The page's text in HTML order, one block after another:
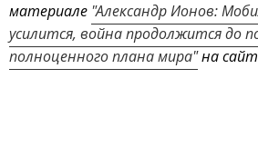
материале "Александр Ионов:
усилится, война продолжится до
полноценного плана мира"на